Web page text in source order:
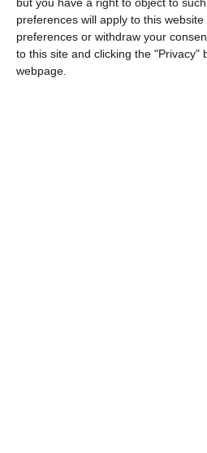
preferences will apply to this
preferences or withdraw your
to this site and clicking the "Privacy"
webpage.
Vezi toate STIRILE VIDEO!